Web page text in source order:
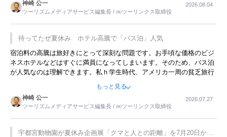
神崎 公一
ツーリズムメディアサービス編集長 / ㈱ツーリンクス取締役
2026.08.04
待ってたぜ夏休み ホテル高騰で「バス泊」人気
宿泊料の高騰は旅好きにとって深刻な問題です。お手頃な価格のビジ
ネスホテルなどはすぐに満員になってしまいます。そのため、バス泊
が人気なのは理解できます。私ｈ学生時代、アメリカ一周の貧乏旅行
をした時は、移動はグレイハウンドバスでした。夕方から夜の便を利
用してホテル代を浮かせていました。ただし、若いからできたことで
す。若い人が夜行バスで京都に行った、青森に行ったと聞くと、疲れ
が残らないのかなと思ってしまいます。
もっと見る
神崎 公一
ツーリズムメディアサービス編集長 / ㈱ツーリンクス取締役
2026.07.27
宇都宮動物園が夏休み企画展「クマと人との距離」を7月20日から